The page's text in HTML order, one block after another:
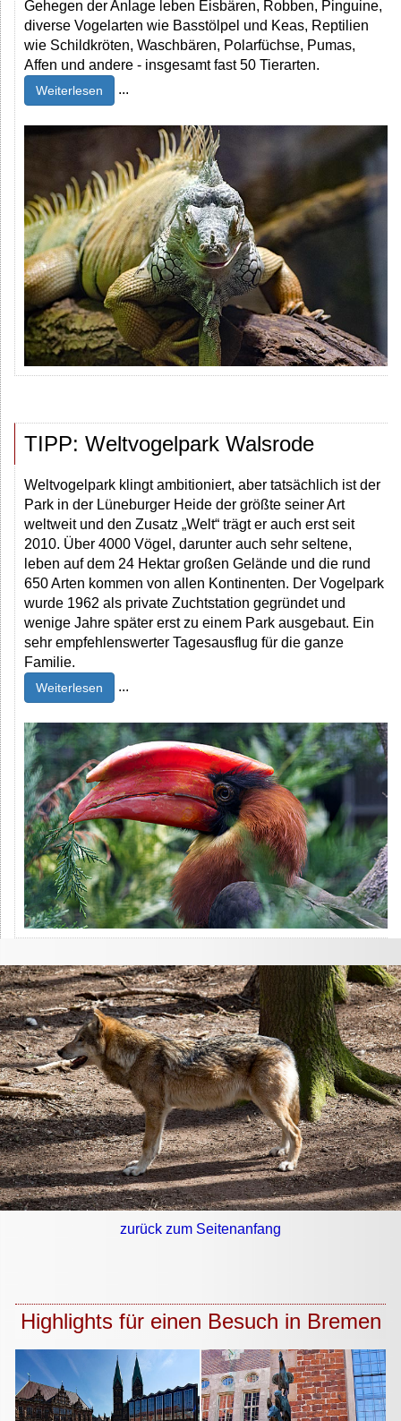
Gehegen der Anlage leben Eisbären, Robben, Pinguine,
diverse Vogelarten wie Basstölpel und Keas, Reptilien
wie Schildkröten, Waschbären, Polarfüchse, Pumas,
Affen und andere - insgesamt fast 50 Tierarten.
Weiterlesen ...
TIPP: Weltvogelpark Walsrode
Weltvogelpark klingt ambitioniert, aber tatsächlich ist der
Park in der Lüneburger Heide der größte seiner Art
weltweit und den Zusatz „Welt“ trägt er auch erst seit
2010. Über 4000 Vögel, darunter auch sehr seltene,
leben auf dem 24 Hektar großen Gelände und die rund
650 Arten kommen von allen Kontinenten. Der Vogelpark
wurde 1962 als private Zuchtstation gegründet und
wenige Jahre später erst zu einem Park ausgebaut. Ein
sehr empfehlenswerter Tagesausflug für die ganze
Familie.
Weiterlesen ...
zurück zum Seitenanfang
Highlights für einen Besuch in Bremen